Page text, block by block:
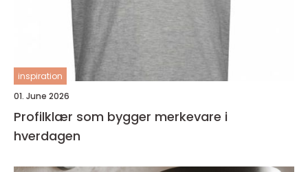
inspiration
01. June 2026
Profilklær som bygger merkevare i
hverdagen